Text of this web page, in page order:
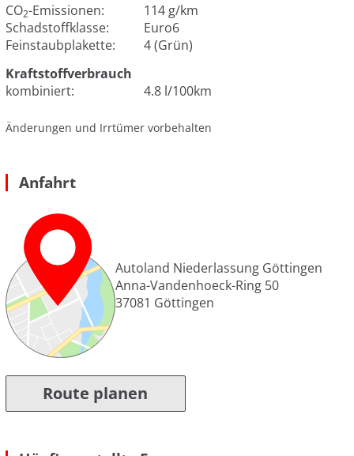
CO2-Emissionen:
114 g/km
Schadstoffklasse:
Euro6
Feinstaubplakette:
4 (Grün)
Kraftstoffverbrauch
kombiniert:
4.8 l/100km
Änderungen und Irrtümer vorbehalten
Anfahrt
Autoland Niederlassung Göttingen
Anna-Vandenhoeck-Ring 50
37081 Göttingen
Route planen